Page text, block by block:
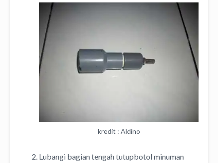
kredit : Aldino
Lubangi bagian tengah tutupbotol minuman